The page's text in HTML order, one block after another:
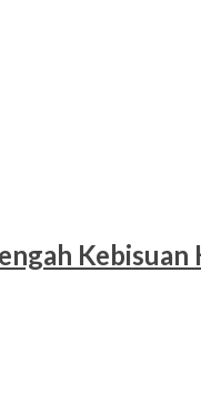
Kebisuan